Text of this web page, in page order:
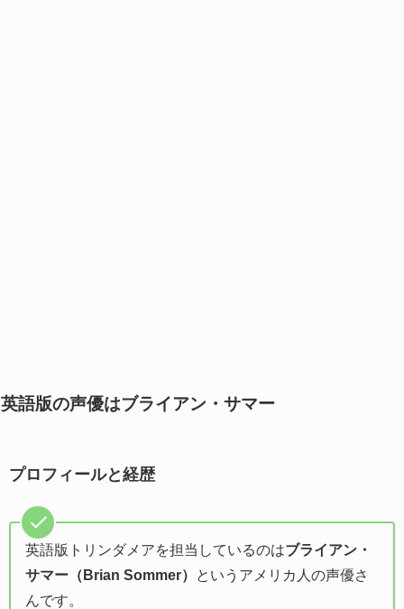
英語版の声優はブライアン・サマー
プロフィールと経歴
英語版トリンダメアを担当しているのはブライアン・
サマー（Brian Sommer）
というアメリカ人の声優さ
んです。